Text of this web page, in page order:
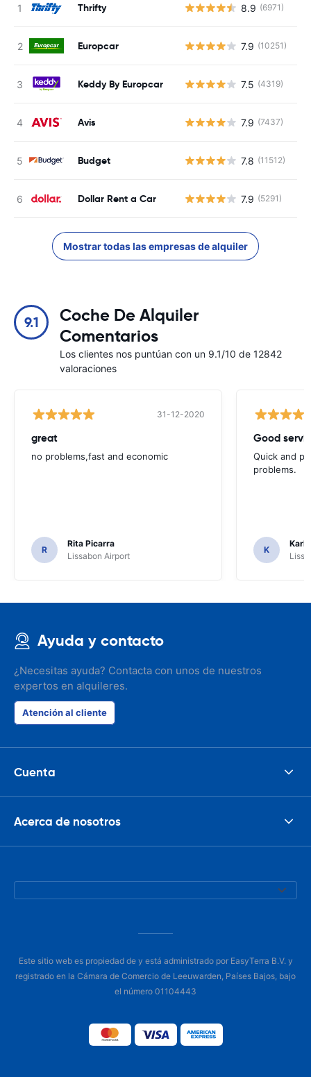
Thrifty 8.9 (6971)
Europcar 7.9 (10251)
Keddy By Europcar 7.5 (4319)
Avis 7.9 (7437)
Budget 7.8 (11512)
Dollar Rent a Car 7.9 (5291)
Mostrar todas las empresas de alquiler
9.1
Coche De Alquiler
Comentarios
Los clientes nos puntúan con un 9.1/10 de 12842
valoraciones
31-12-2020
great
no problems,fast and economic
R
Rita Picarra
Lissabon Airport
Good
Quick and
problems.
K
Karl
Ayuda y contacto
¿Necesitas ayuda? Contacta con unos de nuestros
expertos en alquileres.
Atención al cliente
Cuenta
Acerca de nosotros
Este sitio web es propiedad de y está administrado por EasyTerra B.V. y
registrado en la Cámara de Comercio de Leeuwarden, Países Bajos, bajo
el número 01104443